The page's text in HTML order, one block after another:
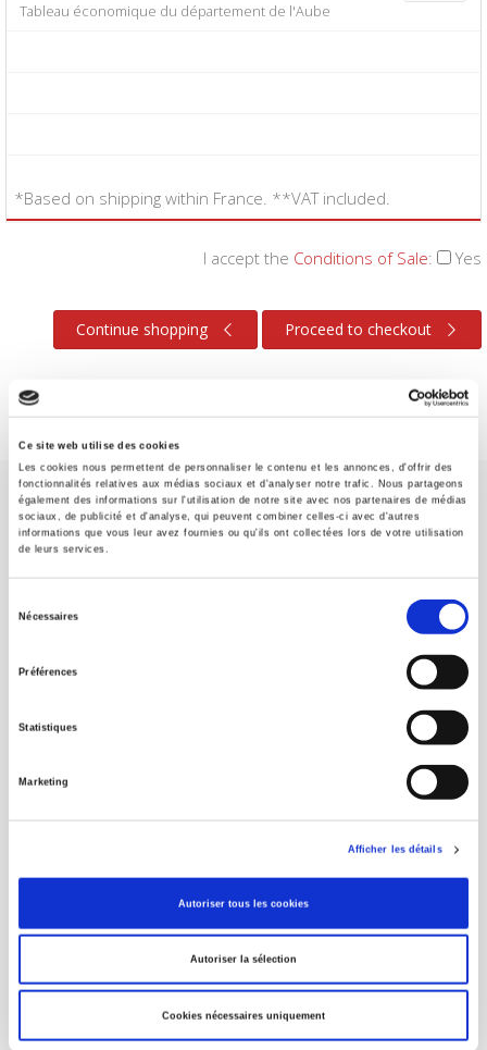
Ce site web utilise des cookies
Les cookies nous permettent de personnaliser le contenu et les annonces, d'offrir des
fonctionnalités relatives aux médias sociaux et d'analyser notre trafic. Nous partageons
également des informations sur l'utilisation de notre site avec nos partenaires de médias
sociaux, de publicité et d'analyse, qui peuvent combiner celles-ci avec d'autres
informations que vous leur avez fournies ou qu'ils ont collectées lors de votre utilisation
de leurs services.
Nécessaires
Préférences
Statistiques
Marketing
Afficher les détails
Autoriser tous les cookies
Autoriser la sélection
Cookies nécessaires uniquement
Tableau économique du département de l'Aube
*Based on shipping within France. **VAT included.
I accept the Conditions of Sale: Yes
Continue shopping Proceed to checkout
SCIENCES PO UNIVERSITY PRESS has a threefold role: to publish
original research, to edit reference works for student use, and to
FOR BOOKSHOPS
Future Releases
La France et l'Union européenne